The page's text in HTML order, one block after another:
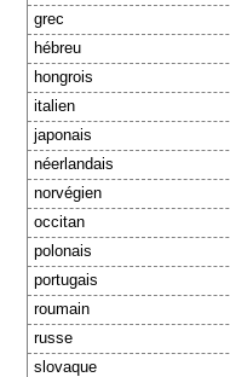
grec
hébreu
hongrois
italien
japonais
néerlandais
norvégien
occitan
polonais
portugais
roumain
russe
slovaque